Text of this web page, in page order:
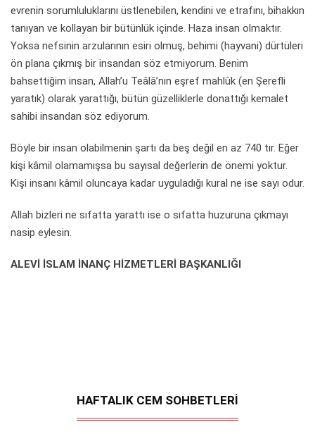
evrenin sorumluluklarını üstlenebilen, kendini ve etrafını, bihakkın
tanıyan ve kollayan bir bütünlük içinde. Haza insan olmaktır.
Yoksa nefsinin arzularının esiri olmuş, behimi (hayvani) dürtüleri
ön plana çıkmış bir insandan söz etmiyorum. Benim
bahsettiğim insan, Allah’u Teâlâ’nın eşref mahlûk (en Şerefli
yaratık) olarak yarattığı, bütün güzelliklerle donattığı kemalet
sahibi insandan söz ediyorum.
Böyle bir insan olabilmenin şartı da beş değil en az 740 tır. Eğer
kişi kâmil olamamışsa bu sayısal değerlerin de önemi yoktur.
Kişi insanı kâmil oluncaya kadar uyguladığı kural ne ise sayı odur.
Allah bizleri ne sıfatta yarattı ise o sıfatta huzuruna çıkmayı
nasip eylesin.
ALEVİ İSLAM İNANÇ HİZMETLERİ BAŞKANLIĞI
HAFTALIK CEM SOHBETLERİ